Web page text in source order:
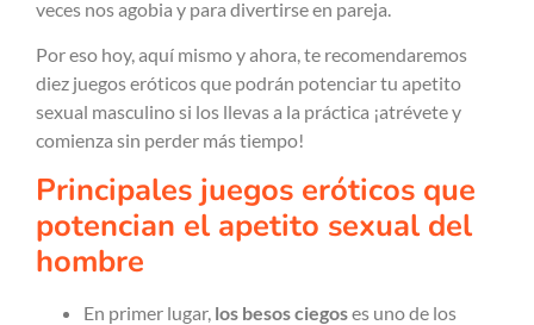
veces nos agobia y para divertirse en pareja.
Por eso hoy, aquí mismo y ahora, te recomendaremos
diez juegos eróticos que podrán potenciar tu apetito
sexual masculino si los llevas a la práctica ¡atrévete y
comienza sin perder más tiempo!
Principales juegos eróticos que
potencian el apetito sexual del
hombre
En primer lugar, los besos ciegoses uno de los